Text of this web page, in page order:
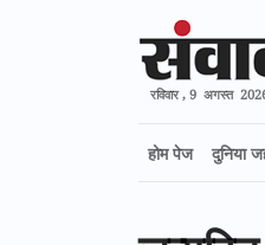
रविवार , 9 अगस्त
होम पेज दुनिया